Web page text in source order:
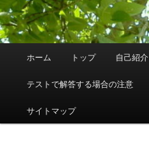
ュ
ホーム トップ 自己紹介
テストで解答する場合の注意
サイトマップ